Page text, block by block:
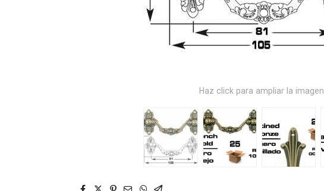
Haz click para ampliar la imagen